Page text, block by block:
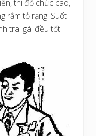
thi đỗ chức cao,
rằm tỏ rạng. Suốt
trai gái đều tốt